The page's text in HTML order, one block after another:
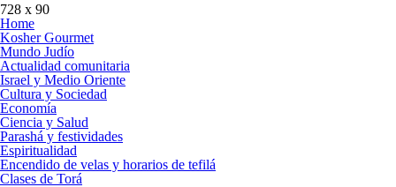
728 x 90
Home
Kosher Gourmet
Mundo Judío
Actualidad comunitaria
Israel y Medio Oriente
Cultura y Sociedad
Economía
Ciencia y Salud
Parashá y festividades
Espiritualidad
Encendido de velas y horarios de tefilá
Clases de Torá